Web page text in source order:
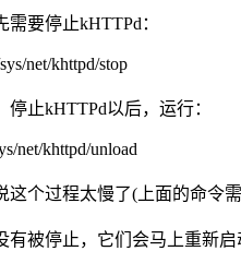
要停止kHTTPd：
khttpd/stop
止kHTTPd以后，运行：
khttpd/unload
过程太慢了(上面的命令需
被停止，它们会马上重新启